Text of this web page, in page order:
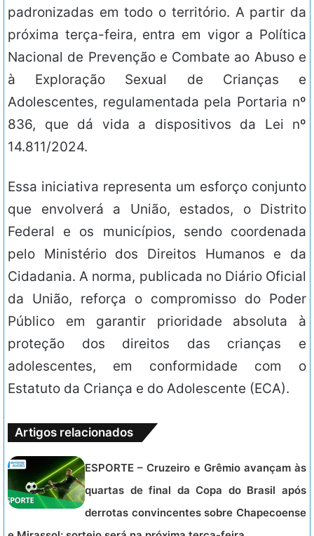
padronizadas em todo o território. A partir da
próxima terça-feira, entra em vigor a Política
Nacional de Prevenção e Combate ao Abuso e
à Exploração Sexual de Crianças e
Adolescentes, regulamentada pela Portaria nº
836, que dá vida a dispositivos da Lei nº
14.811/2024.
Essa iniciativa representa um esforço conjunto
que envolverá a União, estados, o Distrito
Federal e os municípios, sendo coordenada
pelo Ministério dos Direitos Humanos e da
Cidadania. A norma, publicada no Diário Oficial
da União, reforça o compromisso do Poder
Público em garantir prioridade absoluta à
proteção dos direitos das crianças e
adolescentes, em conformidade com o
Estatuto da Criança e do Adolescente (ECA).
Artigos relacionados
ESPORTE – Cruzeiro e Grêmio avançam às
quartas de final da Copa do Brasil após
derrotas convincentes sobre Chapecoense